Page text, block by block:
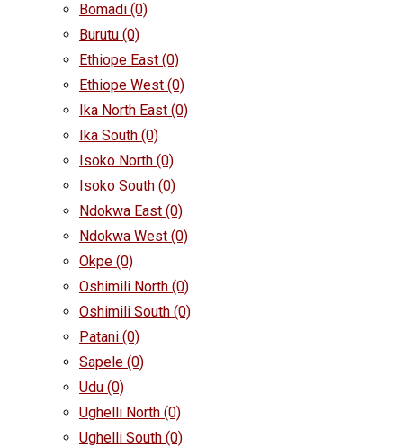
Bomadi (0)
Burutu (0)
Ethiope East (0)
Ethiope West (0)
Ika North East (0)
Ika South (0)
Isoko North (0)
Isoko South (0)
Ndokwa East (0)
Ndokwa West (0)
Okpe (0)
Oshimili North (0)
Oshimili South (0)
Patani (0)
Sapele (0)
Udu (0)
Ughelli North (0)
Ughelli South (0)